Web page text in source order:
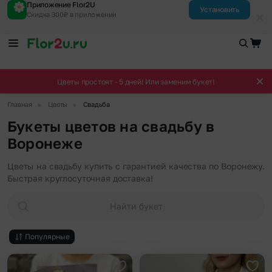
Приложение Flor2U
Скидка 300₽ в приложении
Установить
Цветы простоят - 5 дней! Или заменим букет!
Главная Цветы Свадьба
Букеты цветов на свадьбу в
Воронеже
Цветы на свадьбу купить с гарантией качества по Воронежу.
Быстрая круглосуточная доставка!
Найти букет
Популярные